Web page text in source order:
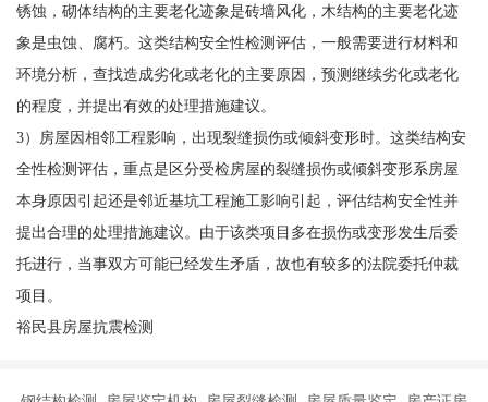
锈蚀，砌体结构的主要老化迹象是砖墙风化，木结构的主要老化迹
象是虫蚀、腐朽。这类结构安全性检测评估，一般需要进行材料和
环境分析，查找造成劣化或老化的主要原因，预测继续劣化或老化
的程度，并提出有效的处理措施建议。
3）房屋因相邻工程影响，出现裂缝损伤或倾斜变形时。这类结构安
全性检测评估，重点是区分受检房屋的裂缝损伤或倾斜变形系房屋
本身原因引起还是邻近基坑工程施工影响引起，评估结构安全性并
提出合理的处理措施建议。由于该类项目多在损伤或变形发生后委
托进行，当事双方可能已经发生矛盾，故也有较多的法院委托仲裁
项目。
裕民县房屋抗震检测